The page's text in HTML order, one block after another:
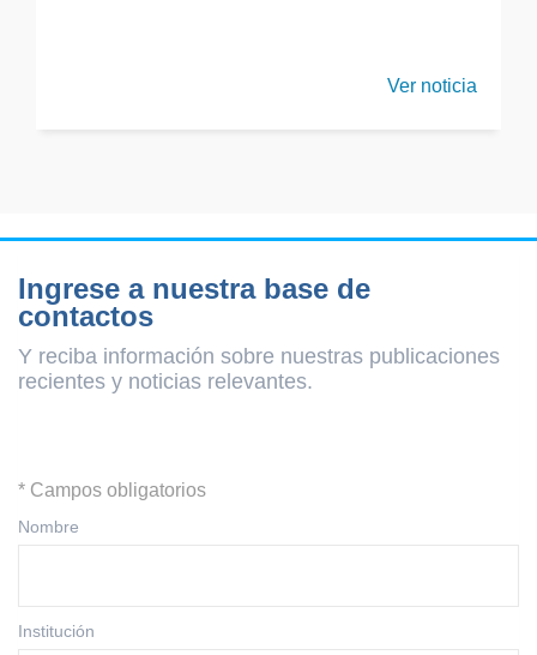
Ver noticia
Ingrese a nuestra base de
contactos
Y reciba información sobre nuestras publicaciones
recientes y noticias relevantes.
* Campos obligatorios
Nombre
Institución